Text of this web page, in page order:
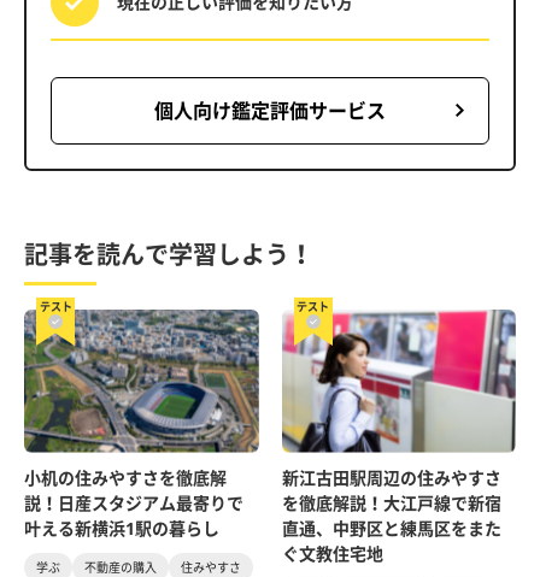
個人向け鑑定評価サービス
記事を読んで学習しよう！
テスト
小机の住みやすさを徹底解
説！日産スタジアム最寄りで
叶える新横浜1駅の暮らし
学ぶ 不動産の購入
住みやすさ
テスト
新江古田駅周辺の住みやすさ
を徹底解説！大江戸線で新宿
直通、中野区と練馬区をまた
ぐ文教住宅地